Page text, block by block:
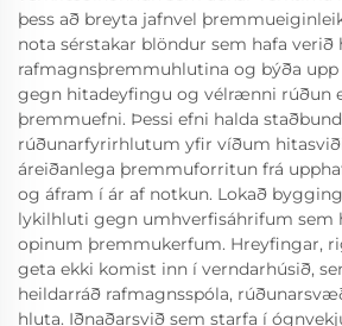
þess að breyta jafnvel
nota sérstakar blöndur sem hafa verið
rafmagnsþremmuhlutina og býða
gegn hitadeyfingu og vélrænni rúðun
þremmuefni. Þessi efni halda
rúðunarfyrirhlutum yfir víðum
áreiðanlega þremmuforritun frá
og áfram í ár af notkun. Lokað
lykilhluti gegn umhverfisáhrifum sem
opinum þremmukerfum. Hreyfingar,
geta ekki komist inn í verndarhúsið,
heildarráð rafmagnsspóla,
hluta. Iðnaðarsvið sem starfa í